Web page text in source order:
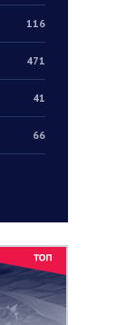
116
471
41
66